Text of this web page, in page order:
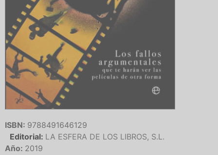
ISBN: 9788491646129
Editorial: LA ESFERA DE LOS LIBROS, S.L.
Año: 2019